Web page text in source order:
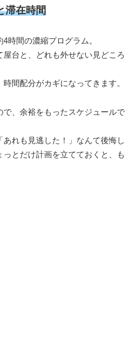
滞在時間
時間の濃縮プログラム。
台と、どれも外せない見どころ
間配分がカギになってきます。
で、余裕をもったスケジュールで
れも見逃した！」なんて後悔し
とだけ計画を立てておくと、も